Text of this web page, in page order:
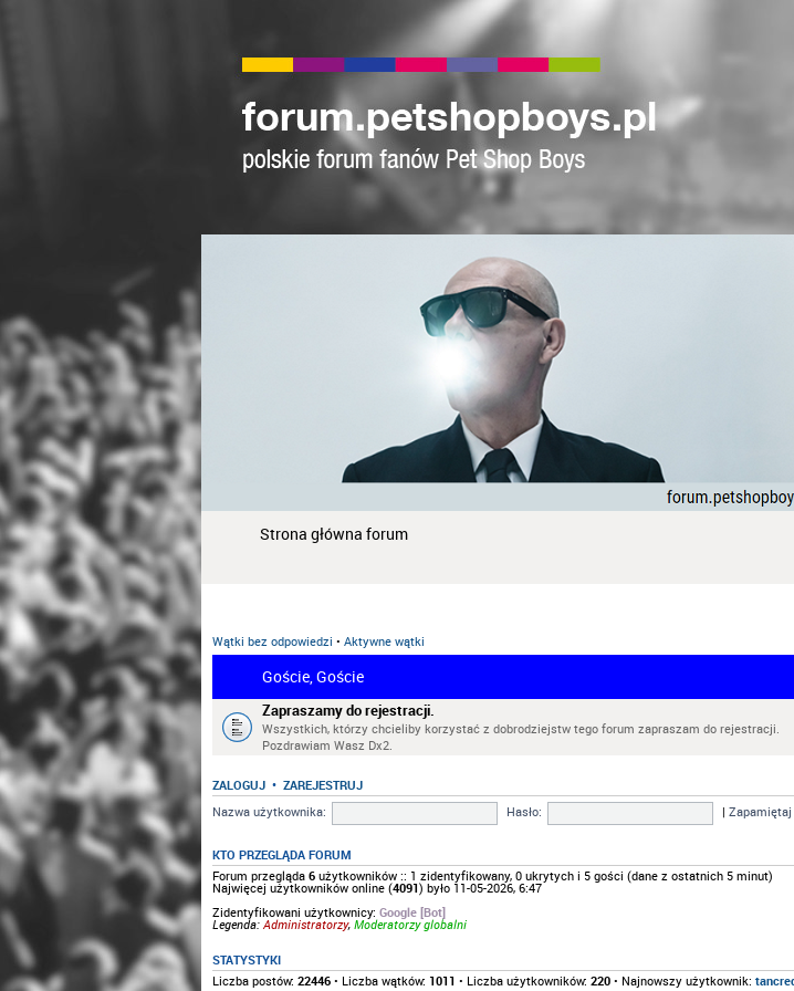
Strona główna forum
Wątki bez odpowiedzi • Aktywne wątki
Goście, Goście
Zapraszamy do rejestracji.
Wszystkich, którzy chcieliby korzystać z dobrodziejstw tego forum zapraszam do rejestracji.
Pozdrawiam Wasz Dx2.
ZALOGUJ • ZAREJESTRUJ
Nazwa użytkownika: Hasło: |
KTO PRZEGLĄDA FORUM
Forum przegląda 6 użytkowników :: 1 zidentyfikowany, 0 ukrytych i 5 gości (dane z ostatnich 5 minut)
Najwięcej użytkowników online (4091) było 11-05-2026, 6:47
Zidentyfikowani użytkownicy: Google [Bot]
Legenda: Administratorzy, Moderatorzy globalni
STATYSTYKI
Liczba postów: 22446 • Liczba wątków: 1011 • Liczba użytkowników: 220 • Najnowszy użytkownik: